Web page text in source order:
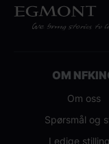
OM
Om oss
Spørsmål og
Ledige